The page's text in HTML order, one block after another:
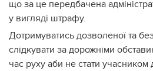
що за це передбачена
у вигляді штрафу.
Дотримуватись дозволеної та
слідкувати за дорожніми
час руху аби не стати